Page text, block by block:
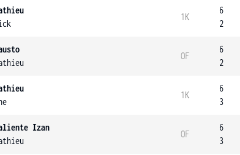
1K
6
2
OF
6
2
1K
6
3
Izan
OF
6
3